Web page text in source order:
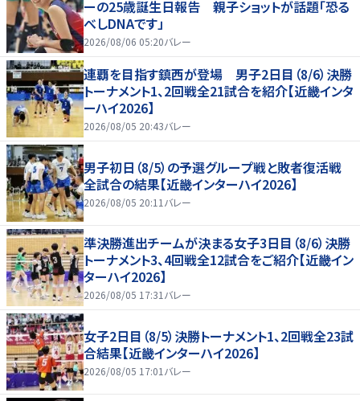
ーの25歳誕生日報告 親子ショットが話題「恐る
べしDNAです」
2026/08/06 05:20バレー
連覇を目指す鎮西が登場 男子2日目（8/6）決勝
トーナメント1、2回戦全21試合を紹介【近畿インタ
ーハイ2026】
2026/08/05 20:43バレー
男子初日（8/5）の予選グループ戦と敗者復活戦
全試合の結果【近畿インターハイ2026】
2026/08/05 20:11 バレー
準決勝進出チームが決まる女子3日目（8/6）決勝
トーナメント3、4回戦全12試合をご紹介【近畿イン
ターハイ2026】
2026/08/05 17:31バレー
女子2日目（8/5）決勝トーナメント1、2回戦全23試
合結果【近畿インターハイ2026】
2026/08/05 17:01 バレー